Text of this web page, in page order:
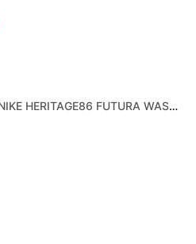
CAP NIKE HERITAGE86 FUTURA WASHED BLACK - 913011-010